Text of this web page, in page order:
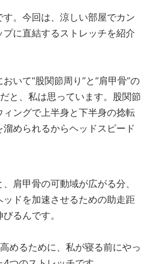
。今回は、涼しい部屋でカン
に直結するストレッチを紹介
いて“股関節周り”と“肩甲骨”の
と、私は思っています。股関節
ングで上半身と下半身の捻転
められるからヘッドスピード
肩甲骨の可動域が広がる分、
ッドを加速させるための助走距
るんです。
めるために、私が寝る前にやっ